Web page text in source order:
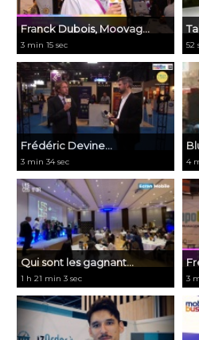
Franck Dubois, Moovag...
3 min 15 sec 52
Frédéric Devine...
3 min 34 sec 4
​Qui sont les gagnant...
1 h 21 min 3 sec 3